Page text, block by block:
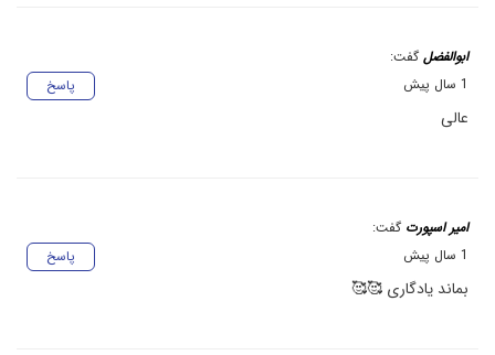
ابوالفضل گفت:
پاسخ
1 سال پیش
عالی
امیر اسپورت گفت:
پاسخ
1 سال پیش
بماند یادگاری 🥰🥰